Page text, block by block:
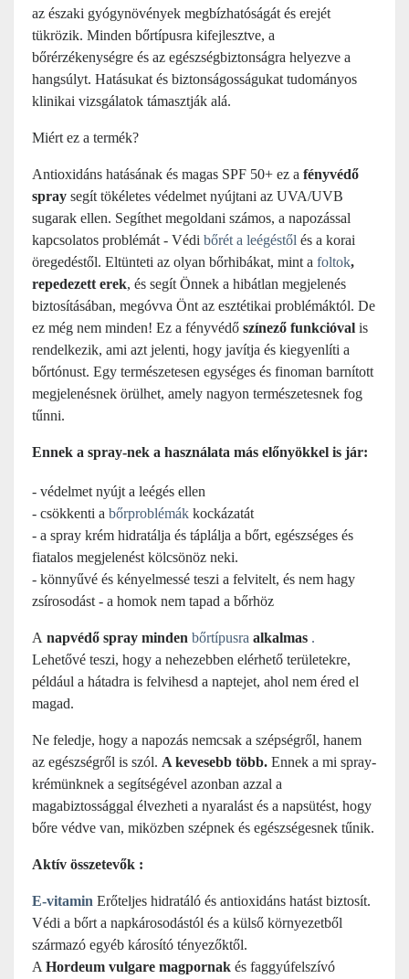
az északi gyógynövények megbízhatóságát és erejét
tükrözik. Minden bőrtípusra kifejlesztve, a
bőrérzékenységre és az egészségbiztonságra helyezve a
hangsúlyt. Hatásukat és biztonságosságukat tudományos
klinikai vizsgálatok támasztják alá.
Miért ez a termék?
Antioxidáns hatásának és magas SPF 50+ ez a fényvédő
spray segít tökéletes védelmet nyújtani az UVA/UVB
sugarak ellen. Segíthet megoldani számos, a napozással
kapcsolatos problémát - Védi bőrét a leégéstől és a korai
öregedéstől. Eltünteti az olyan bőrhibákat, mint a foltok,
repedezett erek, és segít Önnek a hibátlan megjelenés
biztosításában, megóvva Önt az esztétikai problémáktól. De
ez még nem minden! Ez a fényvédő színező funkcióval is
rendelkezik, ami azt jelenti, hogy javítja és kiegyenlíti a
bőrtónust. Egy természetesen egységes és finoman barnított
megjelenésnek örülhet, amely nagyon természetesnek fog
tűnni.
Ennek a spray-nek a használata más előnyökkel is jár:
- védelmet nyújt a leégés ellen
- csökkenti a bőrproblémák kockázatát
- a spray krém hidratálja és táplálja a bőrt, egészséges és
fiatalos megjelenést kölcsönöz neki.
- könnyűvé és kényelmessé teszi a felvitelt, és nem hagy
zsírosodást - a homok nem tapad a bőrhöz
A napvédő spray minden bőrtípusra alkalmas .
Lehetővé teszi, hogy a nehezebben elérhető területekre,
például a hátadra is felvihesd a naptejet, ahol nem éred el
magad.
Ne feledje, hogy a napozás nemcsak a szépségről, hanem
az egészségről is szól. A kevesebb több. Ennek a mi spray-
krémünknek a segítségével azonban azzal a
magabiztossággal élvezheti a nyaralást és a napsütést, hogy
bőre védve van, miközben szépnek és egészségesnek tűnik.
Aktív összetevők :
E-vitamin Erőteljes hidratáló és antioxidáns hatást biztosít.
Védi a bőrt a napkárosodástól és a külső környezetből
származó egyéb károsító tényezőktől.
A Hordeum vulgare magpornak és faggyúfelszívó